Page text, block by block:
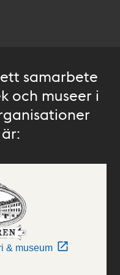
samarbete
och museer i
& museum